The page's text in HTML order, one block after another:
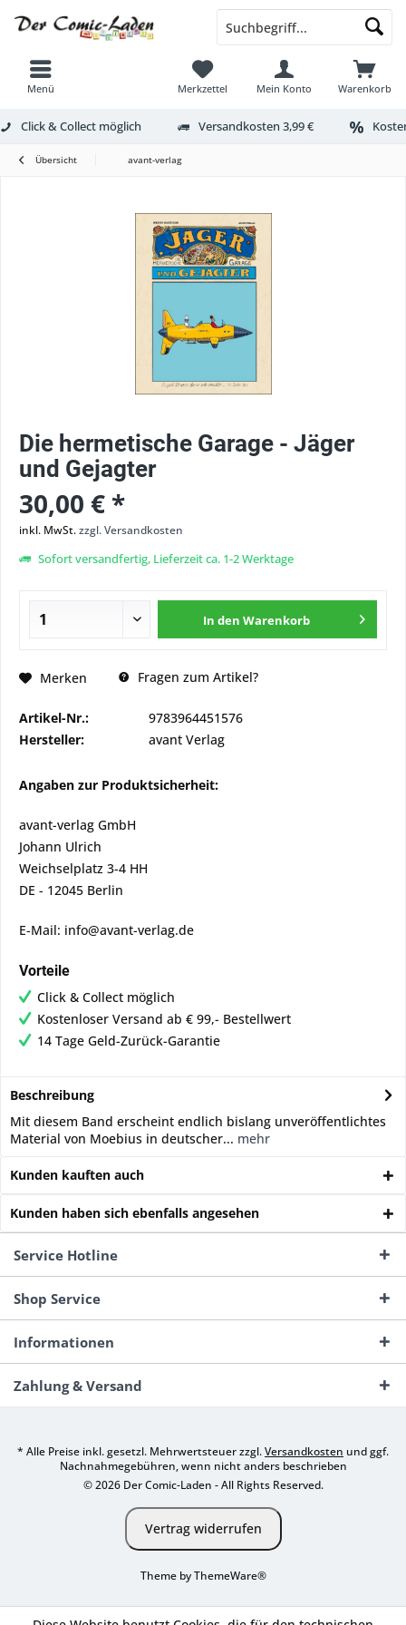
Menü Warenkorb
Merkzettel Mein Konto
Click & Collect möglich Versandkosten 3,99 €
Übersicht avant-verlag
Die hermetische Garage - Jäger
und Gejagter
30,00 € *
inkl. MwSt.zzgl. Versandkosten
Sofort versandfertig, Lieferzeit ca. 1-2 Werktage
In den Warenkorb
Merken Fragen zum Artikel?
Artikel-Nr.:
9783964451576
Hersteller:
avant Verlag
Angaben zur Produktsicherheit:
avant-verlag GmbH
Johann Ulrich
Weichselplatz 3-4 HH
DE - 12045 Berlin
E-Mail: info@avant-verlag.de
Vorteile
Click & Collect möglich
Kostenloser Versand ab € 99,- Bestellwert
14 Tage Geld-Zurück-Garantie
Beschreibung
Mit diesem Band erscheint endlich bislang unveröffentlichtes
Material von Moebius in deutscher... mehr
Kunden kauften auch
Kunden haben sich ebenfalls angesehen
Service Hotline
Shop Service
Informationen
Zahlung & Versand
* Alle Preise inkl. gesetzl. Mehrwertsteuer zzgl.Versandkosten und ggf.
Nachnahmegebühren, wenn nicht anders beschrieben
© 2026 Der Comic-Laden - All Rights Reserved.
Vertrag widerrufen
Theme byThemeWare®